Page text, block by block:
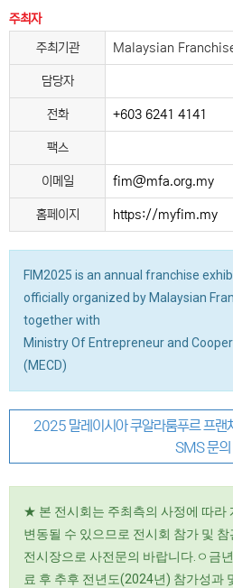
주최자
주최기관
Malaysian
담당자
전화 +603 6241 4141
팩스
이메일 fim@mfa.org.my
홈페이지 https://myfim.my
FIM2025 is an annual franchise
officially organized by Malaysian
together with
Ministry Of Entrepreneur and
(MECD)
2025 말레이시아 쿠알라룸푸르 프랜
SMS 문의
★ 본 전시회는 주최측의 사정에 따라
변동될 수 있으므로 전시회 참가 및
전시장으로 사전문의 바랍니다.ㅇ금
료 후 추후 전년도(2024년) 참가성과